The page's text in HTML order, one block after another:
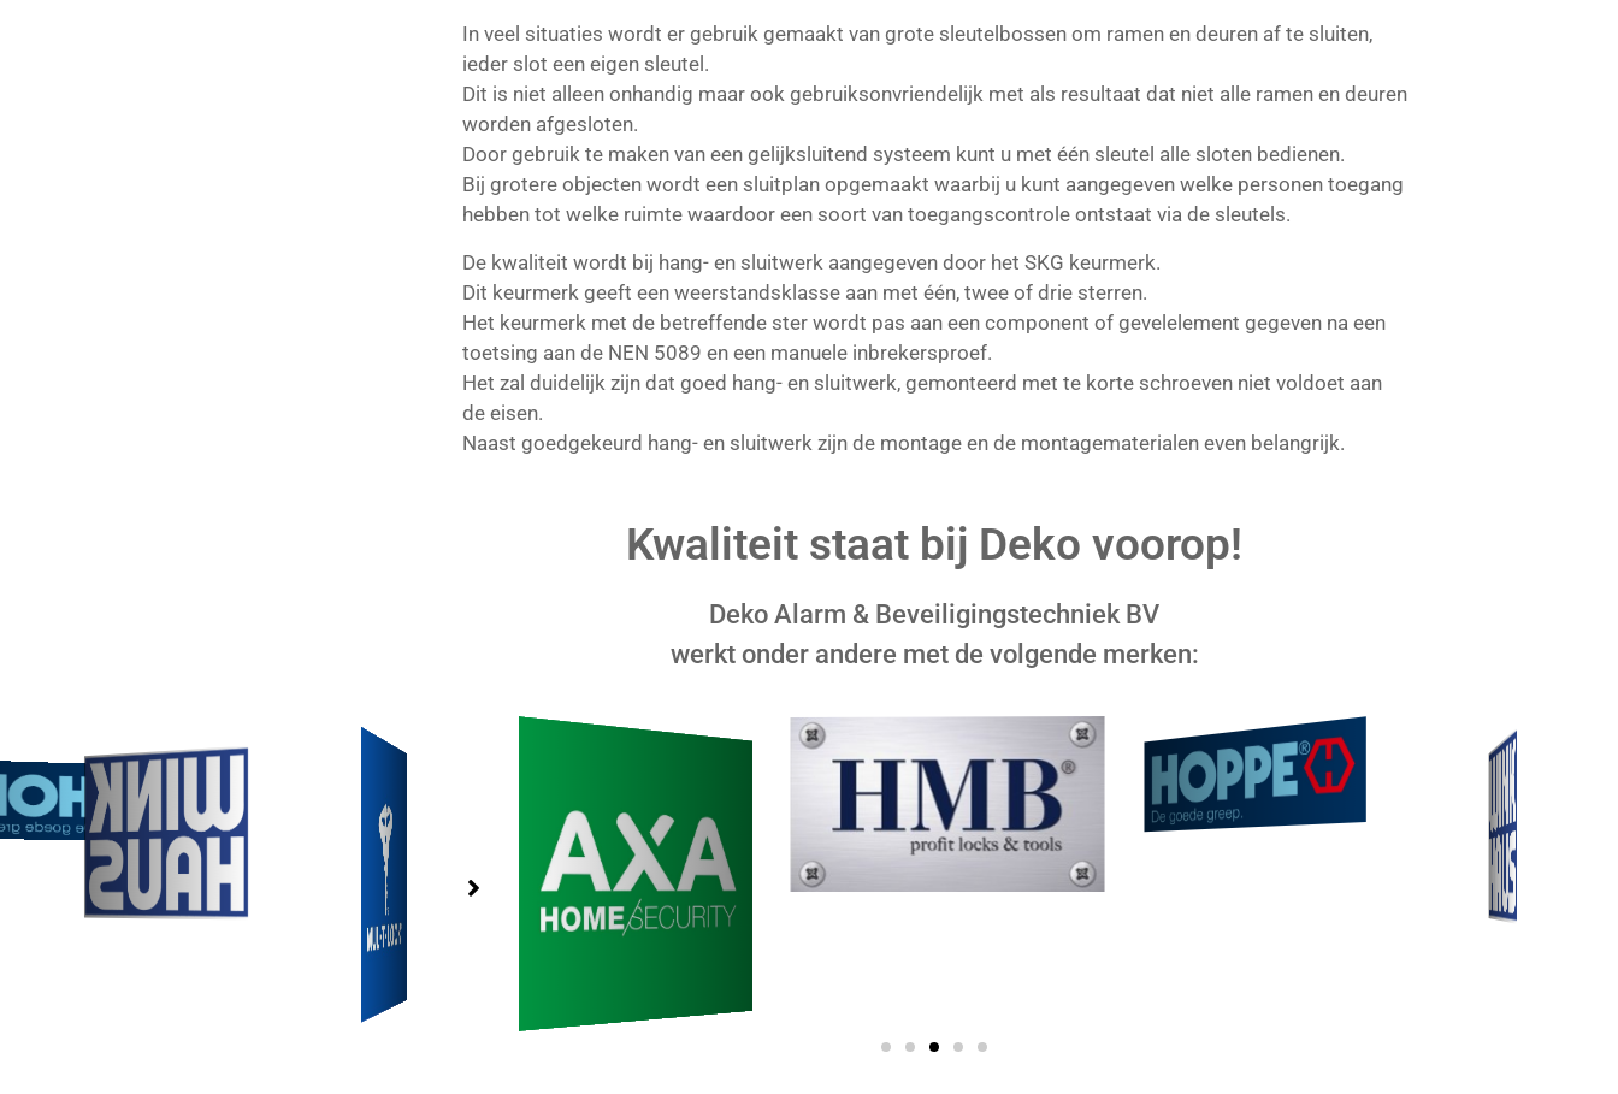
In veel situaties wordt er gebruik gemaakt van grote sleutelbossen om ramen en deuren af te sluiten,
ieder slot een eigen sleutel.
Dit is niet alleen onhandig maar ook gebruiksonvriendelijk met als resultaat dat niet alle ramen en deuren
worden afgesloten.
Door gebruik te maken van een gelijksluitend systeem kunt u met één sleutel alle sloten bedienen.
Bij grotere objecten wordt een sluitplan opgemaakt waarbij u kunt aangegeven welke personen toegang
hebben tot welke ruimte waardoor een soort van toegangscontrole ontstaat via de sleutels.
De kwaliteit wordt bij hang- en sluitwerk aangegeven door het SKG keurmerk.
Dit keurmerk geeft een weerstandsklasse aan met één, twee of drie sterren.
Het keurmerk met de betreffende ster wordt pas aan een component of gevelelement gegeven na een
toetsing aan de NEN 5089 en een manuele inbrekersproef.
Het zal duidelijk zijn dat goed hang- en sluitwerk, gemonteerd met te korte schroeven niet voldoet aan
de eisen.
Naast goedgekeurd hang- en sluitwerk zijn de montage en de montagematerialen even belangrijk.
Kwaliteit staat bij Deko voorop!
Deko Alarm & Beveiligingstechniek BV
werkt onder andere met de volgende merken: